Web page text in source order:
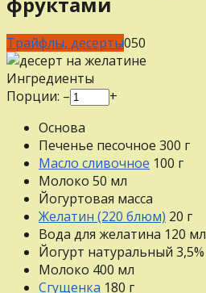
Трайфлы, десерты050
Ингредиенты
Порции: –
+
Основа
Печенье песочное 300 г
Масло сливочное 100 г
Молоко 50 мл
Йогуртовая масса
Желатин (220 блюм) 20 г
Вода для желатина 120 мл
Йогурт натуральный 3,5%
Молоко 400 мл
Сгущенка 180 г